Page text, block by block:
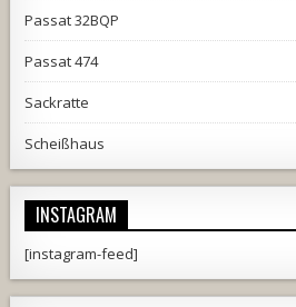
Passat 32BQP
Passat 474
Sackratte
Scheißhaus
INSTAGRAM
[instagram-feed]